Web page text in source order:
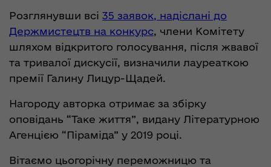
Розглянувши всі 35 заявок, надіслані до
Держмистецтв на конкурс, члени Комітету
шляхом відкритого голосування, після жвавої
та тривалої дискусії, визначили лауреаткою
премії Галину Лицур-Щадей.
Нагороду авторка отримає за збірку
оповідань “Таке життя”, видану Літературною
Агенцією “Піраміда” у 2019 році.
Вітаємо цьогорічну переможницю та